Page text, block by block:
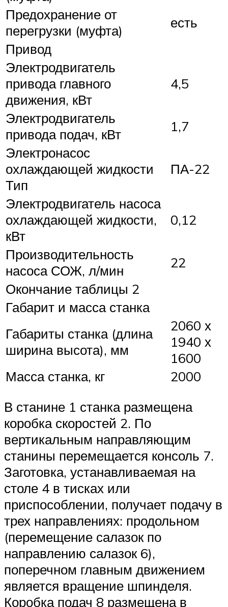
Предохранение от
перегрузки (муфта)
есть
Привод
Электродвигатель
привода главного
движения, кВт
4,5
Электродвигатель
привода подач, кВт
1,7
Электронасос
охлаждающей жидкости
Тип
ПА-22
Электродвигатель насоса
охлаждающей жидкости,
кВт
0,12
Производительность
насоса СОЖ, л/мин
22
Окончание таблицы 2
Габарит и масса станка
Габариты станка (длина
ширина высота), мм
2060 х
1940 х
1600
Масса станка, кг
2000
В станине 1 станка размещена
коробка скоростей 2. По
вертикальным направляющим
станины перемещается консоль 7.
Заготовка, устанавливаемая на
столе 4 в тисках или
приспособлении, получает подачу в
трех направлениях: продольном
(перемещение салазок по
направлению салазок 6),
поперечном главным движением
является вращение шпинделя.
Коробка подач 8 размещена в